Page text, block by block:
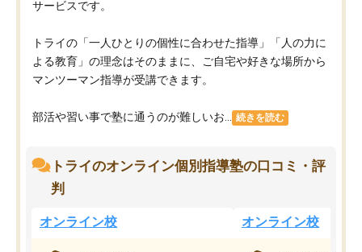
サービスです。
トライの「一人ひとりの個性に合わせた指導」「人の力に
よる教育」の理念はそのままに、ご自宅や好きな場所から
マンツーマン指導が受講できます。
部活や習い事で塾に通うのが難しいお... 続きを読む
トライのオンライン個別指導塾の口コミ・評
判
オンライン校 オンライン校